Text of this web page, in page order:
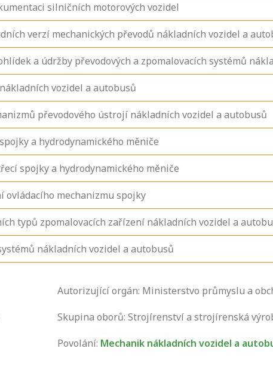
silničních motorových vozidel
verzí mechanických převodů nákladních vozidel a
a údržby převodových a zpomalovacích systémů
vozidel a autobusů
převodového ústrojí nákladních vozidel a autobusů
a hydrodynamického měniče
spojky a hydrodynamického měniče
ovládacího mechanizmu spojky
typů zpomalovacích zařízení nákladních vozidel a
nákladních vozidel a autobusů
Autorizující orgán: Ministerstvo průmyslu a
Skupina oborů: Strojírenství a strojírenská
Povolání: Mechanik nákladních vozidel a
Zjistěte, jak se
zkoušce a kde
o tom, kdo vás